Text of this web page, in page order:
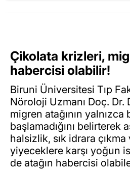
Çikolata krizleri,
habercisi olabilir!
Biruni Üniversitesi Tıp
Nöroloji Uzmanı Doç. Dr.
migren atağının yalnızca
başlamadığını belirterek
halsizlik, sık idrara
yiyeceklere karşı yoğun
de atağın habercisi